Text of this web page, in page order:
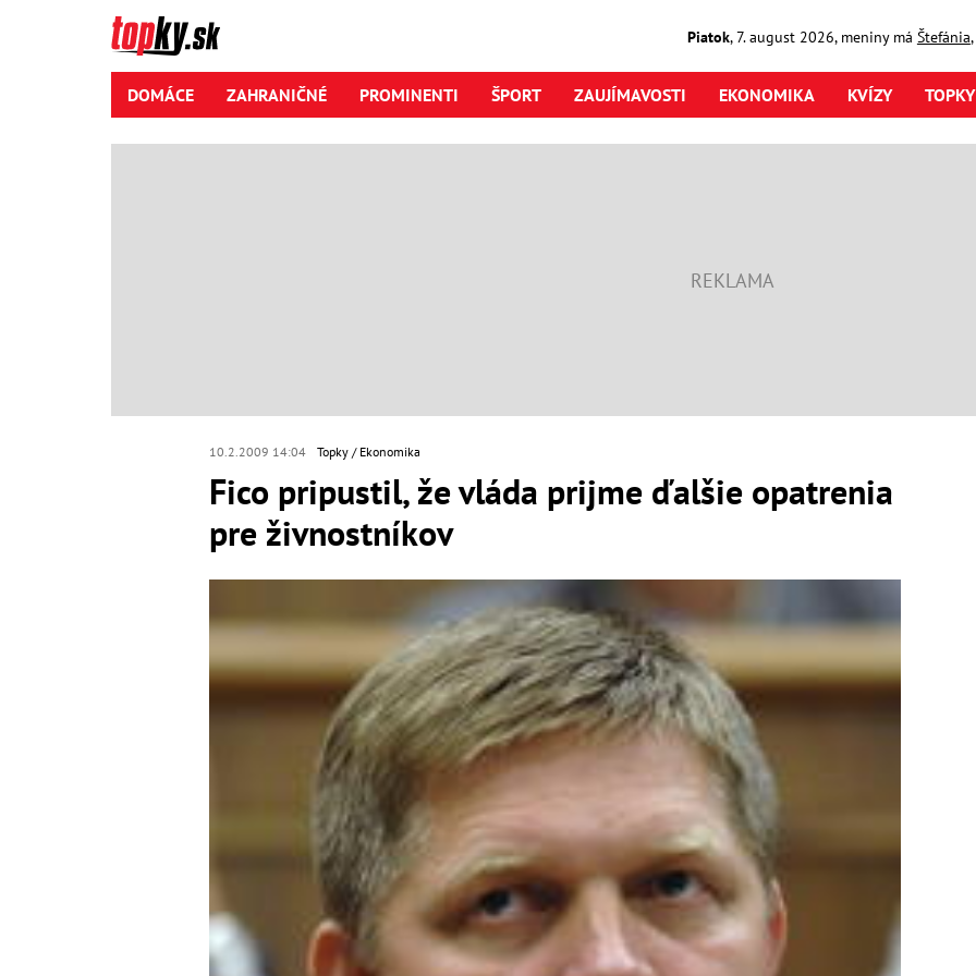
Piatok,7. august2026, meniny má Štefánia
DOMÁCE ZAHRANIČNÉ PROMINENTI ŠPORT ZAUJÍMAVOSTI EKONOMIKA KVÍZY
10.2.2009 14:04 Topky Ekonomika
Fico pripustil, že vláda prijme ďalšie opatrenia
pre živnostníkov